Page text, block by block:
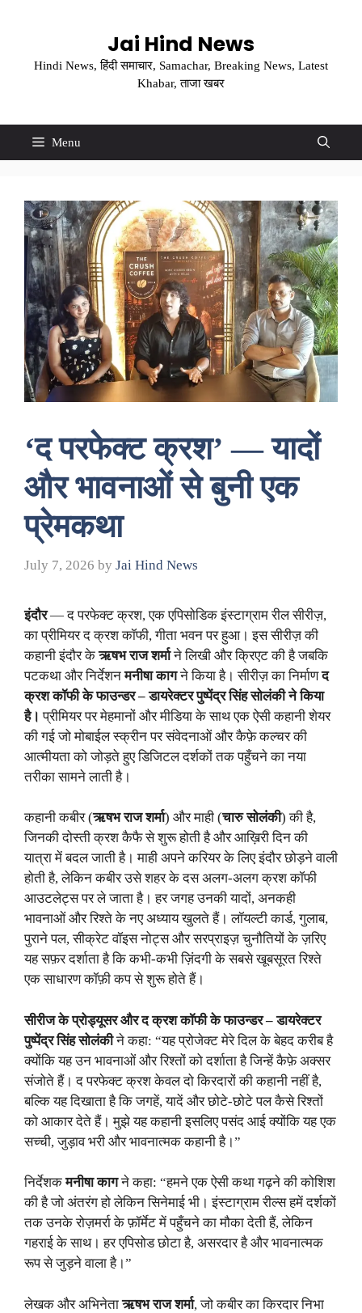
Jai Hind News
Hindi News, हिंदी समाचार, Samachar, Breaking News, Latest
Khabar, ताजा खबर
Menu
‘द परफेक्ट क्रश’ — यादों
और भावनाओं से बुनी एक
प्रेमकथा
July 7, 2026 by Jai Hind News
इंदौर— द परफेक्ट क्रश, एक एपिसोडिक इंस्टाग्राम रील सीरीज़,
का प्रीमियर द क्रश कॉफी, गीता भवन पर हुआ। इस सीरीज़ की
कहानी इंदौर केऋषभ राज शर्माने लिखी और क्रिएट की है जबकि
पटकथा और निर्देशनमनीषा कागने किया है। सीरीज़ का निर्माणद
क्रश कॉफी के फाउन्डर – डायरेक्टर पुष्पेंद्र सिंह सोलंकी ने किया
है।प्रीमियर पर मेहमानों और मीडिया के साथ एक ऐसी कहानी शेयर
की गई जो मोबाईल स्क्रीन पर संवेदनाओं और कैफ़े कल्चर की
आत्मीयता को जोड़ते हुए डिजिटल दर्शकों तक पहुँचने का नया
तरीका सामने लाती है।
कहानी कबीर (ऋषभ राज शर्मा) और माही (चारु सोलंकी) की है,
जिनकी दोस्ती क्रश कैफै से शुरू होती है और आख़िरी दिन की
यात्रा में बदल जाती है। माही अपने करियर के लिए इंदौर छोड़ने वाली
होती है, लेकिन कबीर उसे शहर के दस अलग‑अलग क्रश कॉफी
आउटलेट्स पर ले जाता है। हर जगह उनकी यादों, अनकही
भावनाओं और रिश्ते के नए अध्याय खुलते हैं। लॉयल्टी कार्ड, गुलाब,
पुराने पल, सीक्रेट वॉइस नोट्स और सरप्राइज़ चुनौतियों के ज़रिए
यह सफ़र दर्शाता है कि कभी‑कभी ज़िंदगी के सबसे खूबसूरत रिश्ते
एक साधारण कॉफ़ी कप से शुरू होते हैं।
सीरीज के प्रोड्यूसर और द क्रश कॉफी के फाउन्डर – डायरेक्टर
पुष्पेंद्र सिंह सोलंकीने कहा: “यह प्रोजेक्ट मेरे दिल के बेहद करीब है
क्योंकि यह उन भावनाओं और रिश्तों को दर्शाता है जिन्हें कैफ़े अक्सर
संजोते हैं। द परफेक्ट क्रश केवल दो किरदारों की कहानी नहीं है,
बल्कि यह दिखाता है कि जगहें, यादें और छोटे‑छोटे पल कैसे रिश्तों
को आकार देते हैं। मुझे यह कहानी इसलिए पसंद आई क्योंकि यह एक
सच्ची, जुड़ाव भरी और भावनात्मक कहानी है।”
निर्देशकमनीषा कागने कहा: “हमने एक ऐसी कथा गढ़ने की कोशिश
की है जो अंतरंग हो लेकिन सिनेमाई भी। इंस्टाग्राम रील्स हमें दर्शकों
तक उनके रोज़मर्रा के फ़ॉर्मेट में पहुँचने का मौका देती हैं, लेकिन
गहराई के साथ। हर एपिसोड छोटा है, असरदार है और भावनात्मक
रूप से जुड़ने वाला है।”
लेखक और अभिनेताऋषभ राज शर्मा, जो कबीर का किरदार निभा